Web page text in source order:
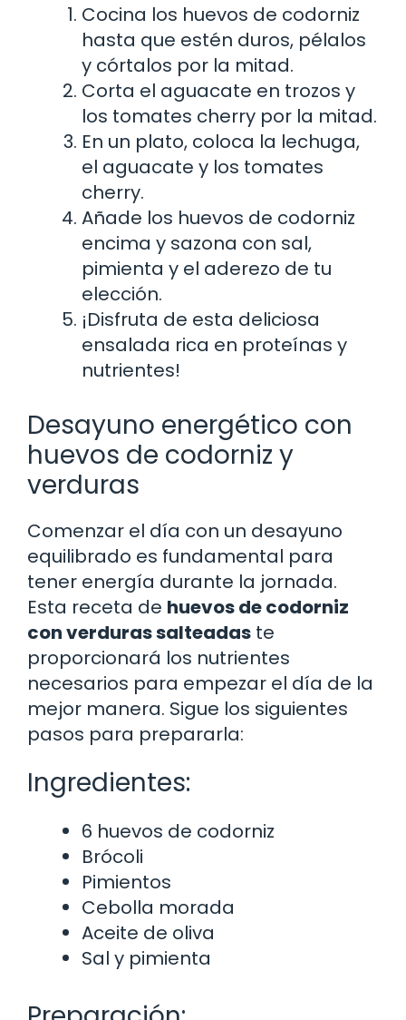
Cocina los huevos de codorniz
hasta que estén duros, pélalos
y córtalos por la mitad.
Corta el aguacate en trozos y
los tomates cherry por la mitad.
En un plato, coloca la lechuga,
el aguacate y los tomates
cherry.
Añade los huevos de codorniz
encima y sazona con sal,
pimienta y el aderezo de tu
elección.
¡Disfruta de esta deliciosa
ensalada rica en proteínas y
nutrientes!
Desayuno energético con
huevos de codorniz y
verduras
Comenzar el día con un desayuno
equilibrado es fundamental para
tener energía durante la jornada.
Esta receta de huevos de codorniz
con verduras salteadas te
proporcionará los nutrientes
necesarios para empezar el día de la
mejor manera. Sigue los siguientes
pasos para prepararla:
Ingredientes:
6 huevos de codorniz
Brócoli
Pimientos
Cebolla morada
Aceite de oliva
Sal y pimienta